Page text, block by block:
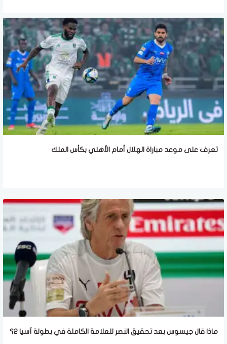
تعرف على موعد مباراة الهلال أمام الأهلي بكأس الملك
ماذا قال جيسوس بعد تحقيق النصر للعلامة الكاملة في بطولة آسيا 2؟